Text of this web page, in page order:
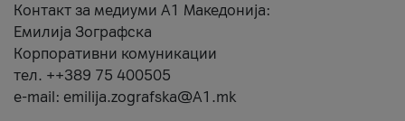
Контакт за медиуми А1 Македонија:
Емилија Зографска
Корпоративни комуникации
тел. ++389 75 400505
e-mail: emilija.zografska@A1.mk